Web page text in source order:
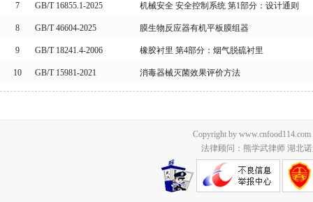
7 GB/T 16855.1-2025 机械安全 安全控制系统 第1部分：设计通则
8 GB/T 46604-2025 膜生物反应器有机平板膜组器
9 GB/T 18241.4-2006 橡胶衬里 第4部分：烟气脱硫衬里
10 GB/T 15981-2021 消毒器械灭菌效果评价方法
Copyright by
法律顾问：熊学武律师 湖北